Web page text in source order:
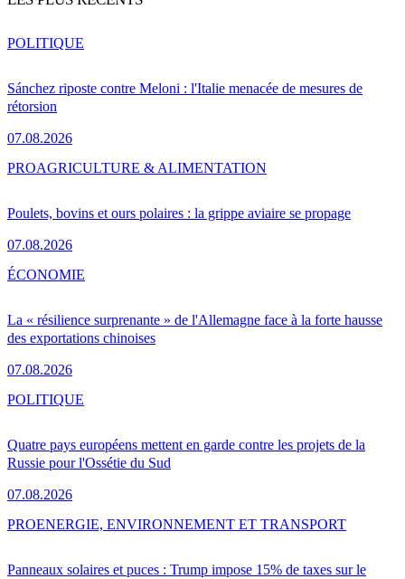
Sánchez riposte contre Meloni : l'Italie menacée de mesures de
rétorsion
07.08.2026
POLITIQUE
Poulets, bovins et ours polaires : la grippe aviaire se propage
07.08.2026
PROAGRICULTURE & ALIMENTATION
La « résilience surprenante » de l'Allemagne face à la forte hausse
des exportations chinoises
07.08.2026
ÉCONOMIE
Quatre pays européens mettent en garde contre les projets de la
Russie pour l'Ossétie du Sud
07.08.2026
POLITIQUE
Panneaux solaires et puces : Trump impose 15% de taxes sur le
PROENERGIE, ENVIRONNEMENT ET TRANSPORT